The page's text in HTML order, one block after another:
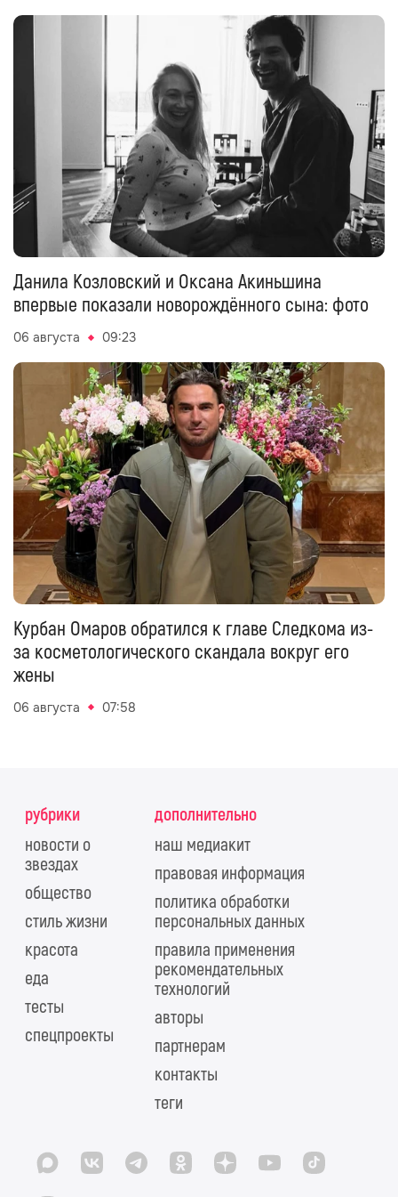
Данила Козловский и Оксана Акиньшина
впервые показали новорождённого сына: фото
06 августа 09:23
Курбан Омаров обратился к главе Следкома из-
за косметологического скандала вокруг его
жены
06 августа 07:58
рубрики
новости о
звездах
общество
стиль жизни
красота
еда
тесты
спецпроекты
дополнительно
наш медиакит
правовая информация
политика обработки
персональных данных
правила применения
рекомендательных
технологий
авторы
партнерам
контакты
теги